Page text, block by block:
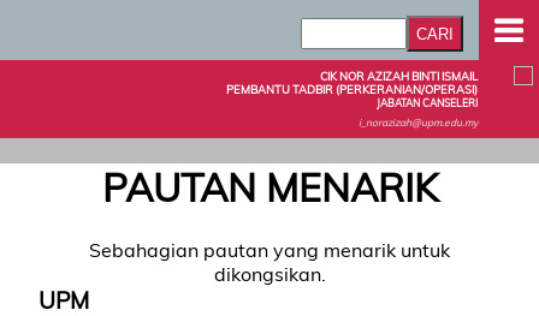
CIK NOR AZIZAH BINTI ISMAIL
PEMBANTU TADBIR (PERKERANIAN/OPERASI)
JABATAN CANSELERI
i_norazizah@upm.edu.my
PAUTAN MENARIK
Sebahagian pautan yang menarik untuk
dikongsikan.
UPM